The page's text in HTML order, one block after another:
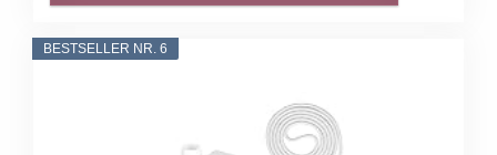
BESTSELLER NR. 6